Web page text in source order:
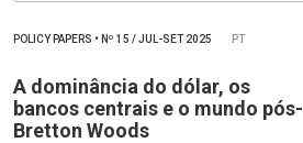
POLICY PAPERS • Nº 15 / JUL-SET 2025 PT
A dominância do dólar, os
bancos centrais e o mundo pós-
Bretton Woods